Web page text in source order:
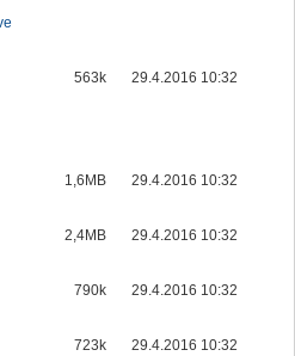
563k 29.4.2016 10:32
1,6MB 29.4.2016 10:32
2,4MB 29.4.2016 10:32
790k 29.4.2016 10:32
723k 29.4.2016 10:32